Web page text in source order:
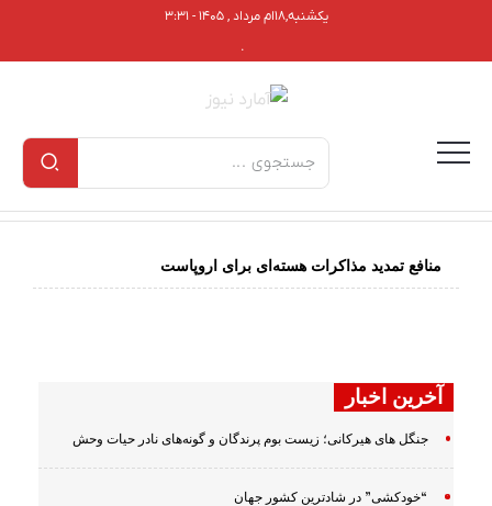
یکشنبه,۱۸ام مرداد , ۱۴۰۵ - ۳:۳۱
.
منافع تمدید مذاکرات هسته‌ای برای اروپاست
آخرین اخبار
جنگل های هیرکانی؛ زیست بوم پرندگان و گونه‌های نادر حیات وحش
“خودکشی” در شادترین کشور جهان